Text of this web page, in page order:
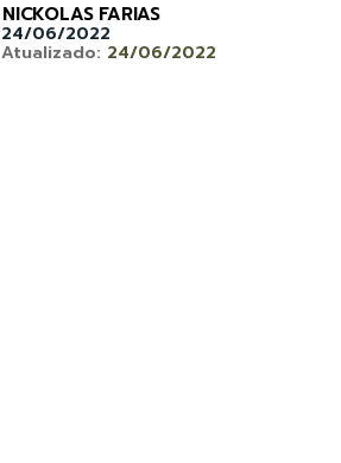
NICKOLAS FARIAS
24/06/2022
Atualizado: 24/06/2022